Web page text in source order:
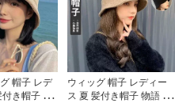
帽子 レデ
き帽子 物
ウィッグ 帽子 レディー
ス 夏 髪付き帽子 物語 旅